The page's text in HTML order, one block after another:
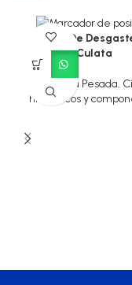
Anillo De
Culata
Maquinaria Pesada,
hidráulicos y